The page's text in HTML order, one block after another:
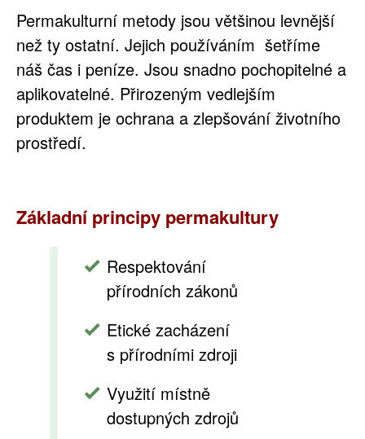
Permakulturní metody jsou většinou levnější
než ty ostatní. Jejich používáním šetříme
náš čas i peníze. Jsou snadno pochopitelné a
aplikovatelné. Přirozeným vedlejším
produktem je ochrana a zlepšování životního
prostředí.
Základní principy permakultury
Respektování
přírodních zákonů
Etické zacházení
s přírodními zdroji
Využití místně
dostupných zdrojů